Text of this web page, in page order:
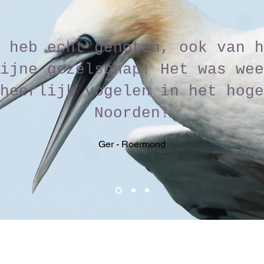
echt genoten, ook van
gezelschap! Het was
heerlijk vogelen in het hoge
Noorden!
Ger - Roermond